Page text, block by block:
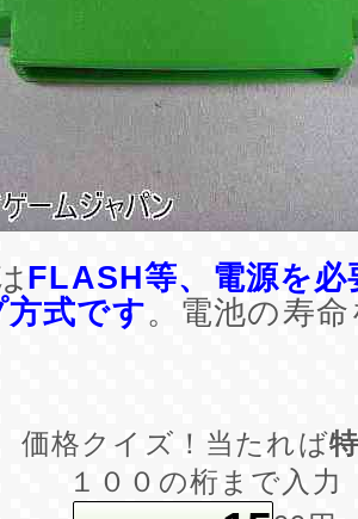
FLASH等、電源を
式です。電池の寿
価格クイズ！当たれば
１００の桁まで入力